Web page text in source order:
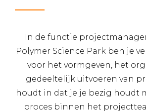
In de functie
Polymer Science Park ben je
voor het vormgeven, het
gedeeltelijk uitvoeren van
houdt in dat je je bezig houdt
proces binnen het